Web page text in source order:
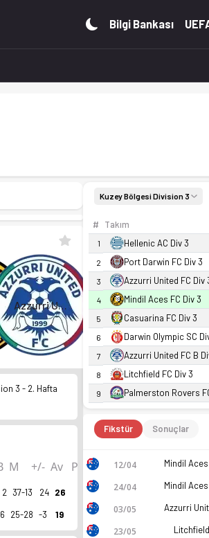
Kadro, fikstür ve canlı skor Ofsayt'ta.
Bilgi Bankası
Azzurri United FC Div 3
3 - 2. Hafta
M +/- Av P
2 37-13 24 26
6 25-28 -3 19
Kuzey Bölgesi Division 3
# Takım
1 Hellenic AC Div 3
2 Port Darwin FC Div 3
3 Azzurri United FC Div
4 Mindil Aces FC Div 3
5 Casuarina FC Div 3
6 Darwin Olympic SC
7 Azzurri United FC B
8 Litchfield FC Div 3
9 Palmerston Rovers
Fikstür Sonuçlar
12/04
24/04
03/05
23/05